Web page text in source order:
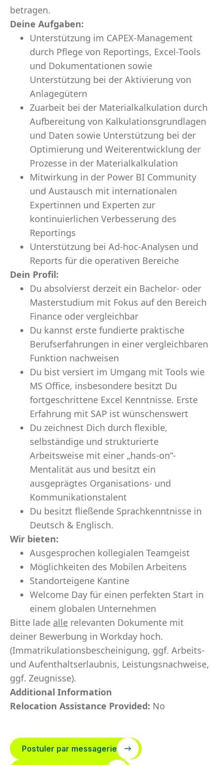
betragen.
Deine Aufgaben:
Unterstützung im CAPEX-Management
durch Pflege von Reportings, Excel-Tools
und Dokumentationen sowie
Unterstützung bei der Aktivierung von
Anlagegütern
Zuarbeit bei der Materialkalkulation durch
Aufbereitung von Kalkulationsgrundlagen
und Daten sowie Unterstützung bei der
Optimierung und Weiterentwicklung der
Prozesse in der Materialkalkulation
Mitwirkung in der Power BI Community
und Austausch mit internationalen
Expertinnen und Experten zur
kontinuierlichen Verbesserung des
Reportings
Unterstützung bei Ad-hoc-Analysen und
Reports für die operativen Bereiche
Dein Profil:
Du absolvierst derzeit ein Bachelor- oder
Masterstudium mit Fokus auf den Bereich
Finance oder vergleichbar
Du kannst erste fundierte praktische
Berufserfahrungen in einer vergleichbaren
Funktion nachweisen
Du bist versiert im Umgang mit Tools wie
MS Office, insbesondere besitzt Du
fortgeschrittene Excel Kenntnisse. Erste
Erfahrung mit SAP ist wünschenswert
Du zeichnest Dich durch flexible,
selbständige und strukturierte
Arbeitsweise mit einer „hands-on“-
Mentalität aus und besitzt ein
ausgeprägtes Organisations- und
Kommunikationstalent
Du besitzt fließende Sprachkenntnisse in
Deutsch & Englisch.
Wir bieten:
Ausgesprochen kollegialen Teamgeist
Möglichkeiten des Mobilen Arbeitens
Standorteigene Kantine
Welcome Day für einen perfekten Start in
einem globalen Unternehmen
Bitte lade alle relevanten Dokumente mit
deiner Bewerbung in Workday hoch.
(Immatrikulationsbescheinigung, ggf. Arbeits-
und Aufenthaltserlaubnis, Leistungsnachweise,
ggf. Zeugnisse).
Additional Information
Relocation Assistance Provided: No
Postuler par messagerie